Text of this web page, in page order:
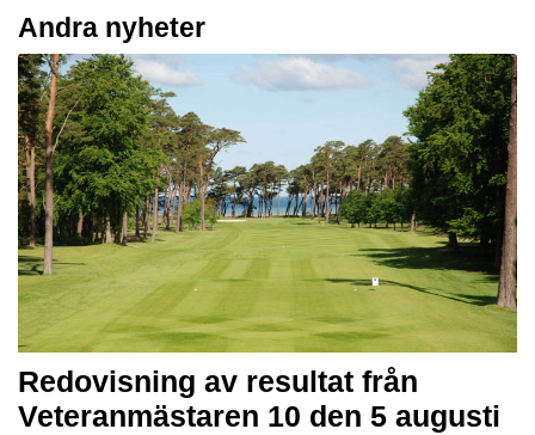
Andra nyheter
Redovisning av resultat från
Veteranmästaren 10 den 5 augusti